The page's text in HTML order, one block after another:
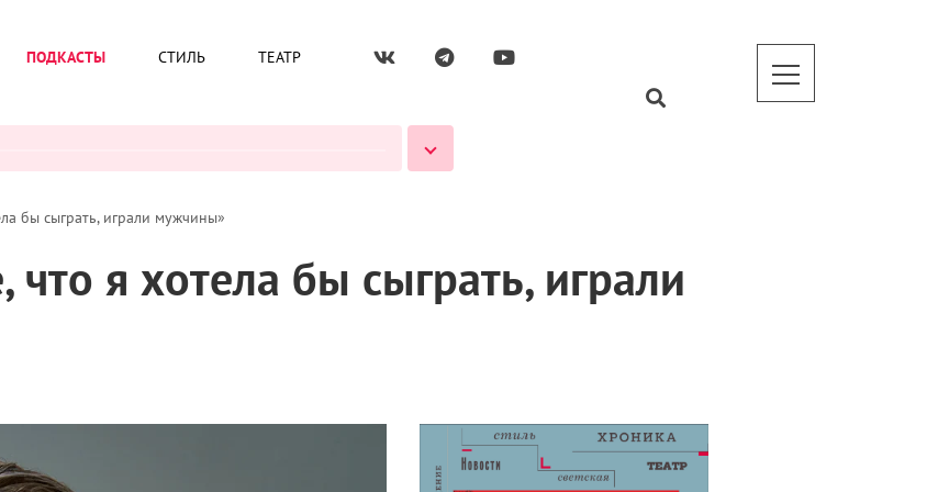
ПОДКАСТЫ СТИЛЬ ТЕАТР
бы сыграть, играли мужчины»
я хотела бы сыграть, играли